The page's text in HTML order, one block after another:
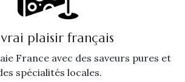
vrai plaisir français
France avec des saveurs pures et
spécialités locales.